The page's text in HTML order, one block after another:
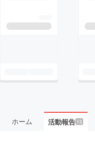
ホーム 活動報告13